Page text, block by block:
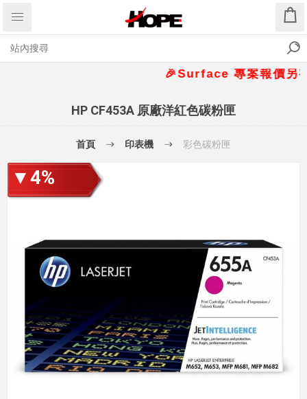
🎉Surface 專案報價另
HP CF453A 原廠洋紅色碳粉匣
首頁 印表機 彩色碳粉匣
▼4%